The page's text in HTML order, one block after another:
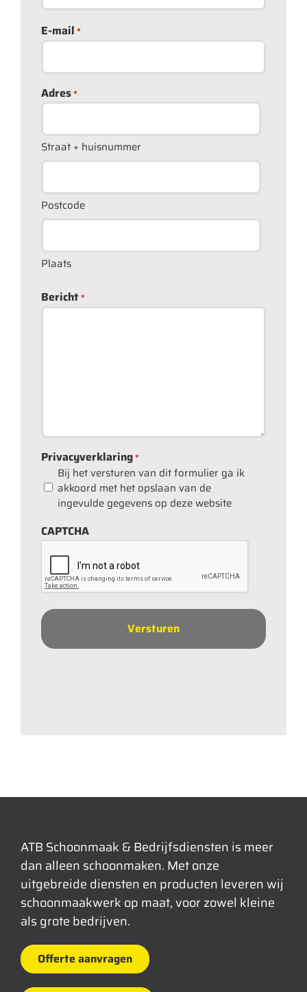
E-mail *
Adres*
Straat + huisnummer
Postcode
Plaats
Bericht*
Privacyverklaring*
Bij het versturen van dit formulier ga ik
akkoord met het opslaan van de
ingevulde gegevens op deze website
CAPTCHA
ATB Schoonmaak & Bedrijfsdiensten is meer
dan alleen schoonmaken. Met onze
uitgebreide diensten en producten leveren wij
schoonmaakwerk op maat, voor zowel kleine
als grote bedrijven.
Offerte aanvragen